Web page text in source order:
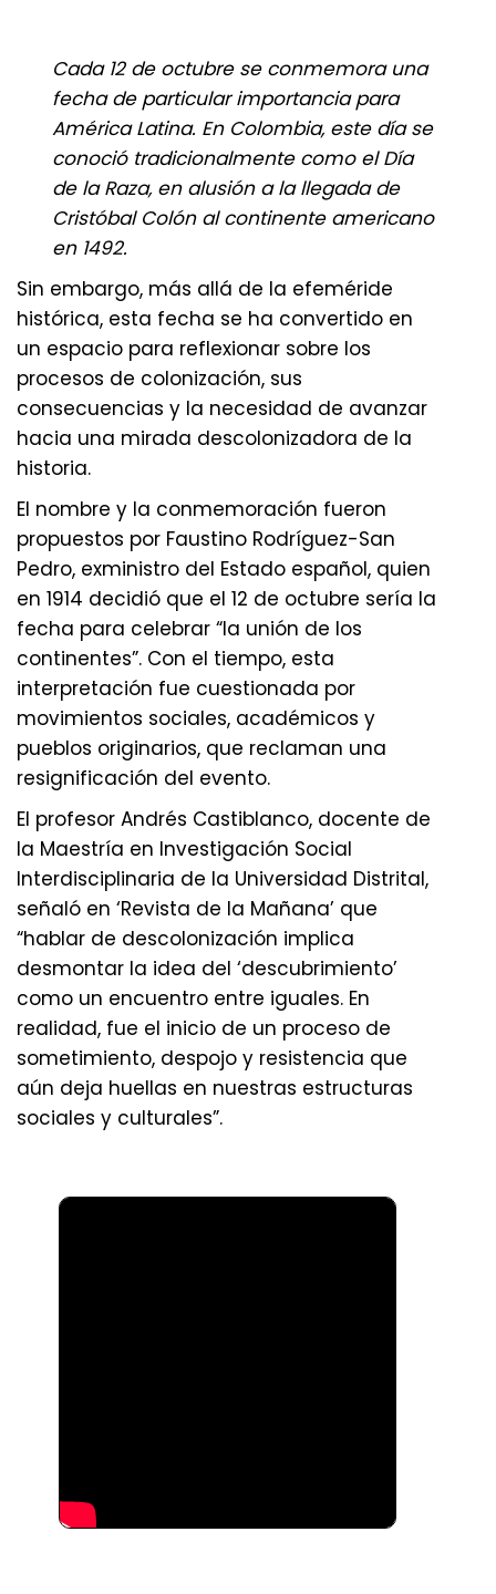
Cada 12 de octubre se conmemora una
fecha de particular importancia para
América Latina. En Colombia, este día se
conoció tradicionalmente como el Día
de la Raza, en alusión a la llegada de
Cristóbal Colón al continente americano
en 1492.
Sin embargo, más allá de la efeméride
histórica, esta fecha se ha convertido en
un espacio para reflexionar sobre los
procesos de colonización, sus
consecuencias y la necesidad de avanzar
hacia una mirada descolonizadora de la
historia.
El nombre y la conmemoración fueron
propuestos por Faustino Rodríguez-San
Pedro, exministro del Estado español, quien
en 1914 decidió que el 12 de octubre sería la
fecha para celebrar “la unión de los
continentes”. Con el tiempo, esta
interpretación fue cuestionada por
movimientos sociales, académicos y
pueblos originarios, que reclaman una
resignificación del evento.
El profesor Andrés Castiblanco, docente de
la Maestría en Investigación Social
Interdisciplinaria de la Universidad Distrital,
señaló en ‘Revista de la Mañana’ que
“hablar de descolonización implica
desmontar la idea del ‘descubrimiento’
como un encuentro entre iguales. En
realidad, fue el inicio de un proceso de
sometimiento, despojo y resistencia que
aún deja huellas en nuestras estructuras
sociales y culturales”.